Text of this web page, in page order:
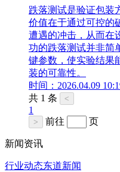
跌落测试是验证包装
价值在于通过可控的
遭遇的冲击，从而在
功的跌落测试并非简
键参数，使实验结果
装的可靠性。
时间：2026.04.09
共 1 条
<
1
> 前往 页
新闻资讯
行业动态东道新闻